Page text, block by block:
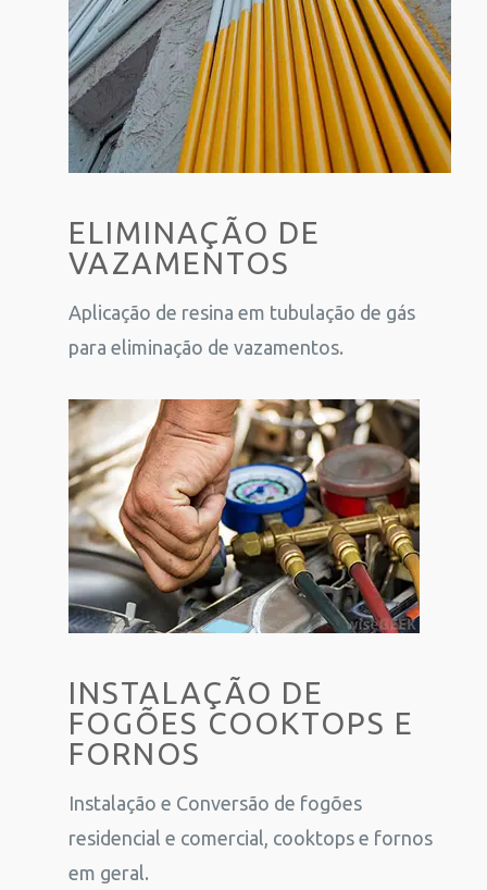
ELIMINAÇÃO DE
VAZAMENTOS
Aplicação de resina em tubulação de gás
para eliminação de vazamentos.
INSTALAÇÃO DE
FOGÕES COOKTOPS E
FORNOS
Instalação e Conversão de fogões
residencial e comercial, cooktops e fornos
em geral.